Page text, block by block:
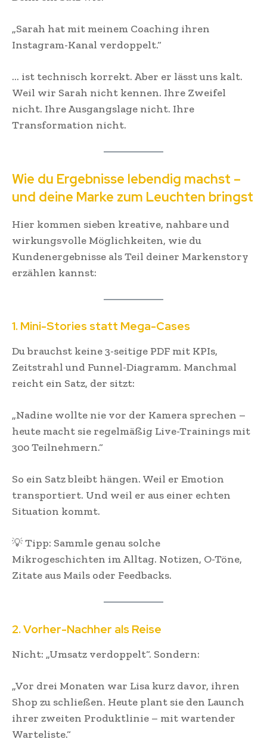
„Sarah hat mit meinem Coaching ihren
Instagram-Kanal verdoppelt.“
… ist technisch korrekt. Aber er lässt uns kalt.
Weil wir Sarah nicht kennen. Ihre Zweifel
nicht. Ihre Ausgangslage nicht. Ihre
Transformation nicht.
Wie du Ergebnisse lebendig machst –
und deine Marke zum Leuchten bringst
Hier kommen sieben kreative, nahbare und
wirkungsvolle Möglichkeiten, wie du
Kundenergebnisse als Teil deiner Markenstory
erzählen kannst:
1. Mini-Stories statt Mega-Cases
Du brauchst keine 3-seitige PDF mit KPIs,
Zeitstrahl und Funnel-Diagramm. Manchmal
reicht ein Satz, der sitzt:
„Nadine wollte nie vor der Kamera sprechen –
heute macht sie regelmäßig Live-Trainings mit
300 Teilnehmern.“
So ein Satz bleibt hängen. Weil er Emotion
transportiert. Und weil er aus einer echten
Situation kommt.
💡 Tipp: Sammle genau solche
Mikrogeschichten im Alltag. Notizen, O-Töne,
Zitate aus Mails oder Feedbacks.
2. Vorher-Nachher als Reise
Nicht: „Umsatz verdoppelt“. Sondern:
„Vor drei Monaten war Lisa kurz davor, ihren
Shop zu schließen. Heute plant sie den Launch
ihrer zweiten Produktlinie – mit wartender
Warteliste.“